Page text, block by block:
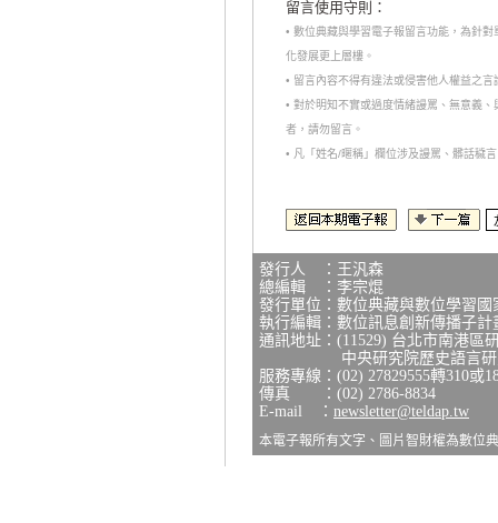
留言使用守則：
• 數位典藏與學習電子報留言功能，為針
化發展更上層樓。
• 留言內容不得有違法或侵害他人權益之
• 對於明知不實或過度情緒謾罵、無意義
者，請勿留言。
• 凡「姓名/暱稱」欄位涉及謾罵、髒話穢
發行人 ：王汎森
總編輯 ：李宗焜
發行單位：數位典藏與數位學習
執行編輯：數位訊息創新傳播子計
通訊地址：(11529) 台北市南港區
中央研究院歷史語言研究
服務專線：(02) 27829555轉310或
傳真 ：(02) 2786-8834
E-mail ： newsletter@teldap.tw
本電子報所有文字、圖片智財權為數位